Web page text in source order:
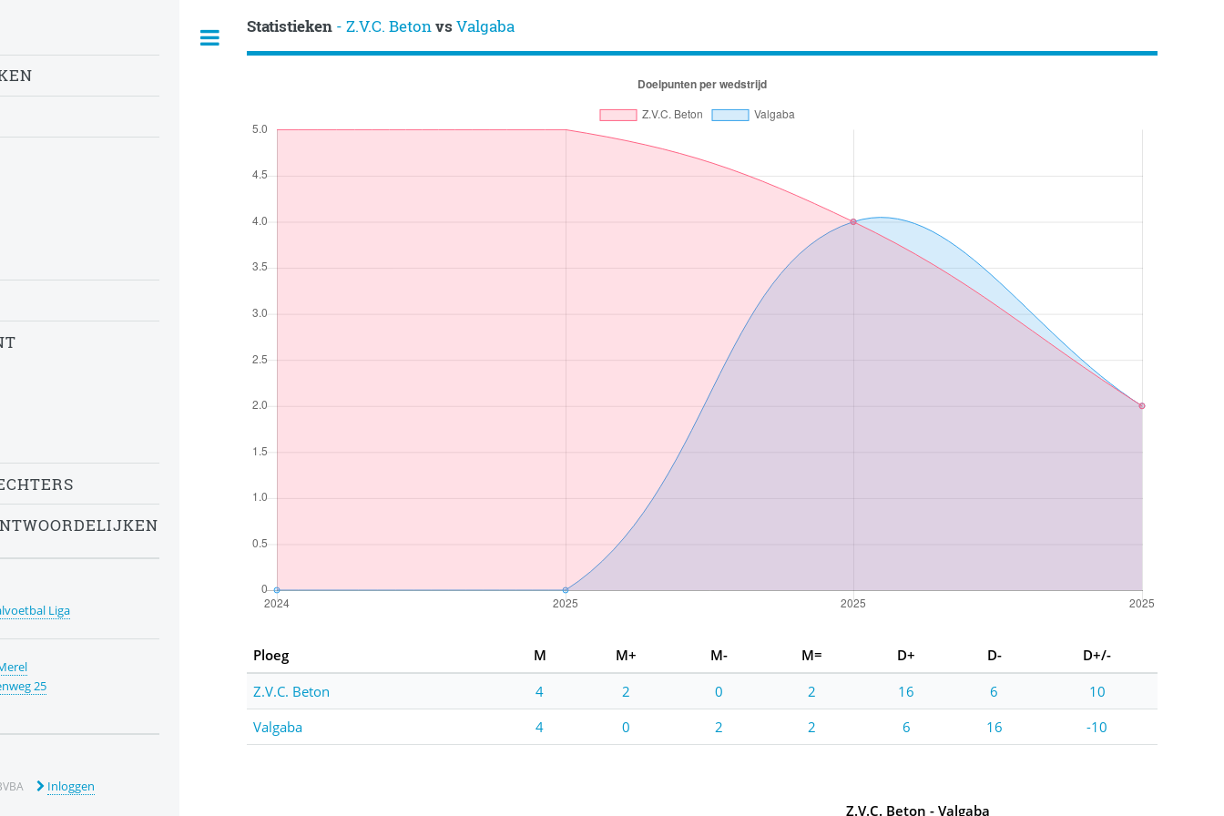
Statistieken- Z.V.C. Beton vsValgaba
Ploeg M M+ M- M= D+ D-
D+/-
Z.V.C. Beton
4 2 0 2 16 6
10
Valgaba
4 0 2 2 6 16 -10
Z.V.C. Beton - Valgaba
Liga
25
Inloggen